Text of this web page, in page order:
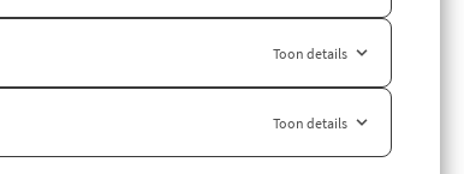
Toon details
Toon details